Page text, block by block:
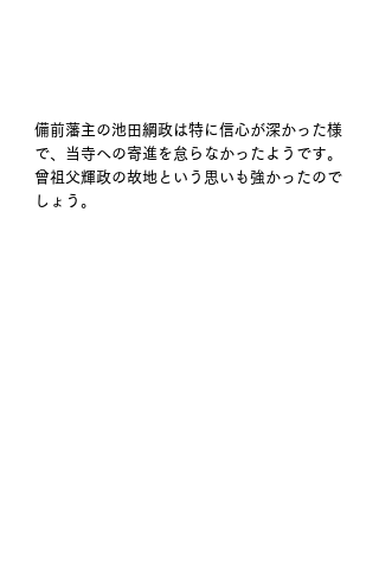
備前藩主の池田綱政は特に信心が深かった様
で、当寺への寄進を怠らなかったようです。
曾祖父輝政の故地という思いも強かったので
しょう。